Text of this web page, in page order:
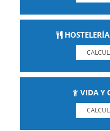
VIDA Y